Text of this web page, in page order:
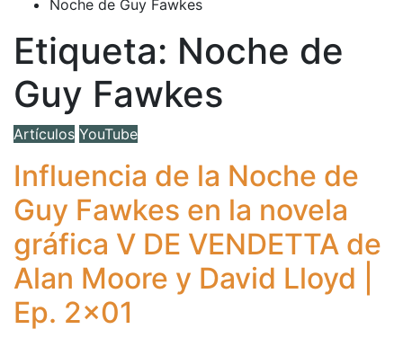
Noche de Guy Fawkes
Etiqueta: Noche de
Guy Fawkes
Artículos YouTube
Influencia de la Noche de
Guy Fawkes en la novela
gráfica V DE VENDETTA de
Alan Moore y David Lloyd |
Ep. 2×01